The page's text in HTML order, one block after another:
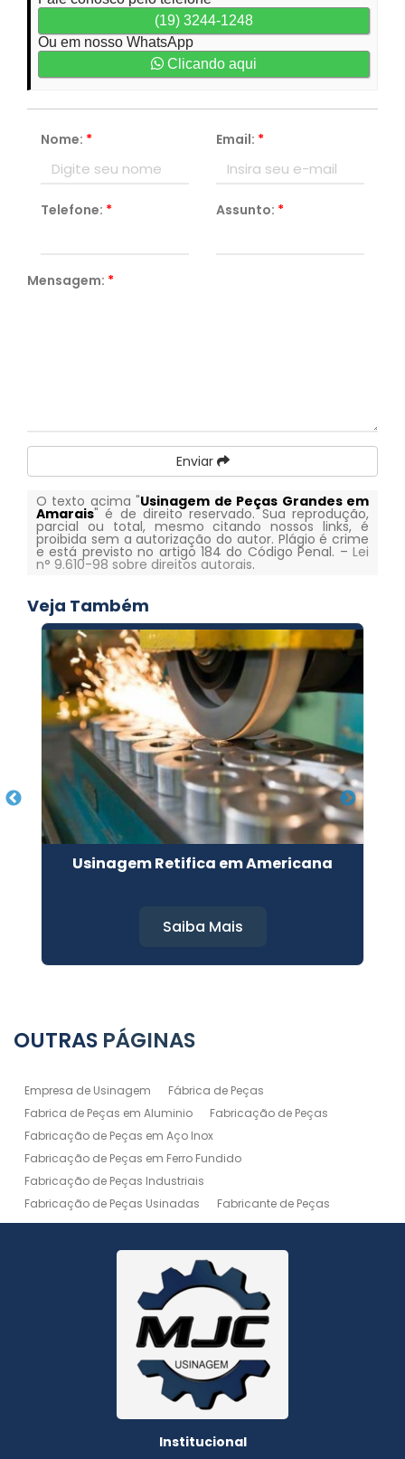
(19) 3244-1248
Ou em nosso WhatsApp
Clicando aqui
Nome: * Email: *
Telefone: * Assunto: *
Mensagem: *
Enviar
O texto acima "Usinagem de Peças Grandes em
Amarais" é de direito reservado. Sua reprodução,
parcial ou total, mesmo citando nossos links, é
proibida sem a autorização do autor. Plágio é crime
e está previsto no artigo 184 do Código Penal. – Lei
n° 9.610-98 sobre direitos autorais.
Veja Também
Usinagem Retifica em Americana
Saiba Mais
OUTRAS PÁGINAS
Empresa de Usinagem
Fábrica de Peças
Fabrica de Peças em Aluminio
Fabricação de Peças
Fabricação de Peças em Aço Inox
Fabricação de Peças em Ferro Fundido
Fabricação de Peças Industriais
Fabricação de Peças Usinadas
Fabricante de Peças
Fabricante de Peças de Máquinas
Manutenção de Máquina
Peças Usinadas
Serviço de Soldagem
Serviço de Usinagem
Serviço de Usinagem Pesada
Serviços de Usinagem CNC
Serviços de Usinagem de Peças
Serviços de Usinagem Tornearia e Solda
Usinagem
Usinagem Aluminio
Usinagem de Alta Precisão
Usinagem de Alumínio
Institucional